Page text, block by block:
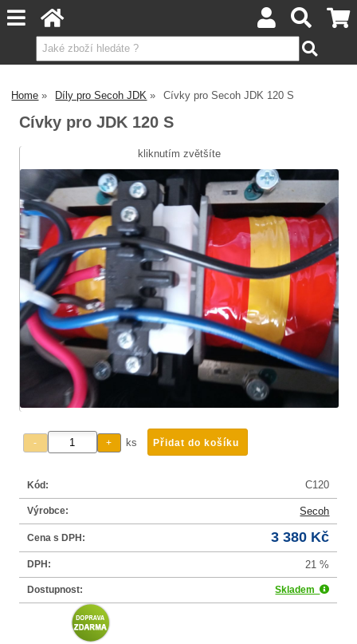
Home Díly pro Secoh JDK Cívky pro Secoh JDK 120 S
Cívky pro JDK 120 S
kliknutím zvětšíte
ks
Kód: C120
Výrobce: Secoh
Cena s DPH: 3 380 Kč
DPH: 21 %
Dostupnost: Skladem